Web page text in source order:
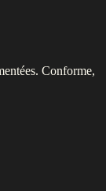
Conforme,